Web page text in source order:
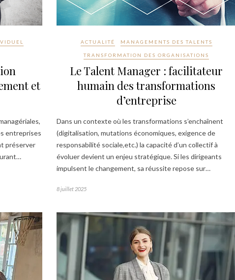
et
entreprises
préserver
ACTUALITÉ MANAGEMENTS DES TALENTS
TRANSFORMATION DES ORGANISATIONS
Le Talent Manager : facilitateur
humain des transformations
d’entreprise
Dans un contexte où les transformations s’enchaînent
(digitalisation, mutations économiques, exigence de
responsabilité sociale,etc.) la capacité d’un collectif à
évoluer devient un enjeu stratégique. Si les dirigeants
impulsent le changement, sa réussite repose sur…
8 juillet 2025